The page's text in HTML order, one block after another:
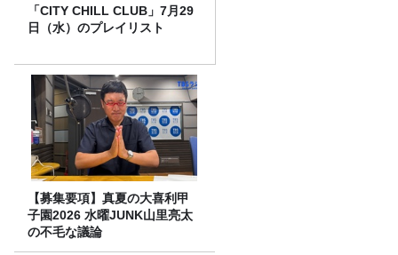
「CITY CHILL CLUB」7月29
日（水）のプレイリスト
【募集要項】真夏の大喜利甲
子園2026 水曜JUNK山里亮太
の不毛な議論